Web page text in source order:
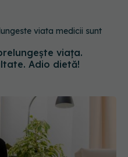
viața.
Adio dietă!